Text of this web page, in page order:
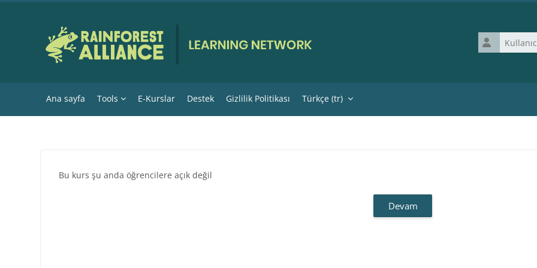
Kullanıcı adı
Ana sayfa Tools E-Kurslar Destek Gizlilik Politikası Türkçe ‎(tr)‎
Bu kurs şu anda öğrencilere açık değil
Devam